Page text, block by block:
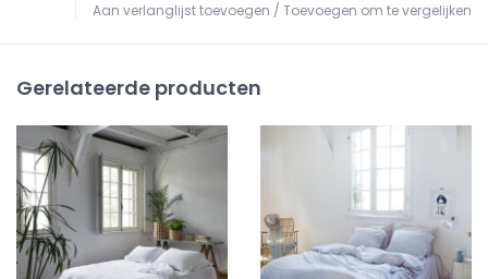
Aan verlanglijst toevoegen / Toevoegen om te vergelijken
Gerelateerde producten